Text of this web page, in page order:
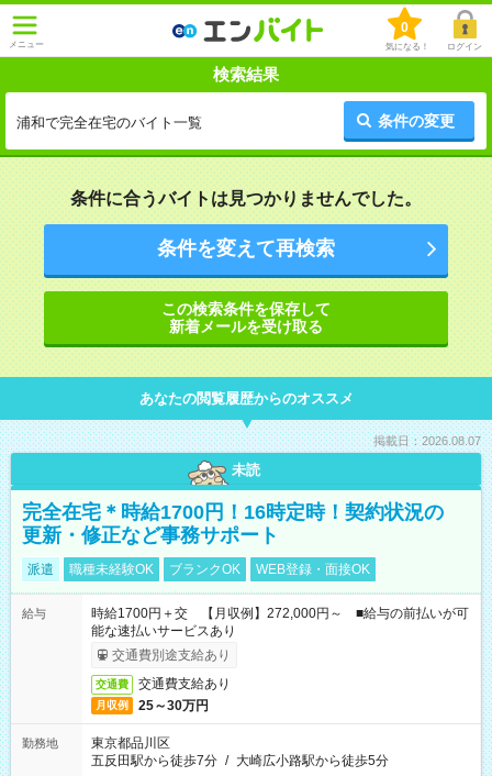
メニュー
0
気になる！ ログイン
検索結果
浦和で完全在宅のバイト一覧 条件の変更
条件に合うバイトは見つかりませんでした。
条件を変えて再検索
この検索条件を保存して
新着メールを受け取る
あなたの閲覧履歴からのオススメ
掲載日：2026.08.07
未読
完全在宅＊時給1700円！16時定時！契約状況の
更新・修正など事務サポート
派遣 職種未経験OK ブランクOK WEB登録・面接OK
給与
時給1700円＋交 【月収例】272,000円～ ■給与の前払いが可
能な速払いサービスあり
交通費別途支給あり
交通費 交通費支給あり
月収例 25～30万円
勤務地
東京都品川区
五反田駅から徒歩7分 / 大崎広小路駅から徒歩5分